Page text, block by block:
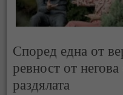
Според една от
ревност от
раздялата